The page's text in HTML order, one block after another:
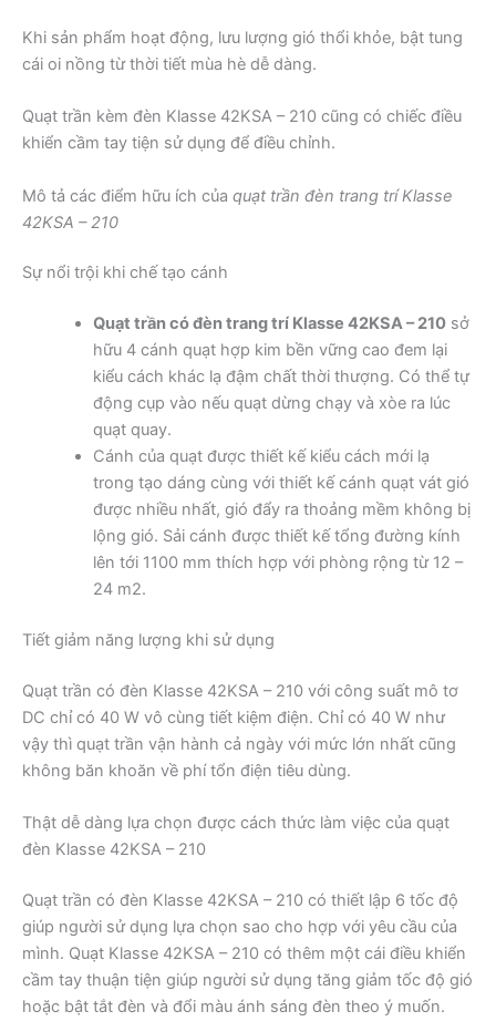
Khi sản phẩm hoạt động, lưu lượng gió thổi khỏe, bật tung
cái oi nồng từ thời tiết mùa hè dễ dàng.
Quạt trần kèm đèn Klasse 42KSA – 210 cũng có chiếc điều
khiển cầm tay tiện sử dụng để điều chỉnh.
Mô tả các điểm hữu ích của quạt trần đèn trang trí Klasse
42KSA – 210
Sự nổi trội khi chế tạo cánh
Quạt trần có đèn trang trí Klasse 42KSA – 210sở
hữu 4 cánh quạt hợp kim bền vững cao đem lại
kiểu cách khác lạ đậm chất thời thượng. Có thể tự
động cụp vào nếu quạt dừng chạy và xòe ra lúc
quạt quay.
Cánh của quạt được thiết kế kiểu cách mới lạ
trong tạo dáng cùng với thiết kế cánh quạt vát gió
được nhiều nhất, gió đẩy ra thoảng mềm không bị
lộng gió. Sải cánh được thiết kế tổng đường kính
lên tới 1100 mm thích hợp với phòng rộng từ 12 –
24 m2.
Tiết giảm năng lượng khi sử dụng
Quạt trần có đèn Klasse 42KSA – 210 với công suất mô tơ
DC chỉ có 40 W vô cùng tiết kiệm điện. Chỉ có 40 W như
vậy thì quạt trần vận hành cả ngày với mức lớn nhất cũng
không băn khoăn về phí tổn điện tiêu dùng.
Thật dễ dàng lựa chọn được cách thức làm việc của quạt
đèn Klasse 42KSA – 210
Quạt trần có đèn Klasse 42KSA – 210 có thiết lập 6 tốc độ
giúp người sử dụng lựa chọn sao cho hợp với yêu cầu của
mình. Quạt Klasse 42KSA – 210 có thêm một cái điều khiển
cầm tay thuận tiện giúp người sử dụng tăng giảm tốc độ gió
hoặc bật tắt đèn và đổi màu ánh sáng đèn theo ý muốn.